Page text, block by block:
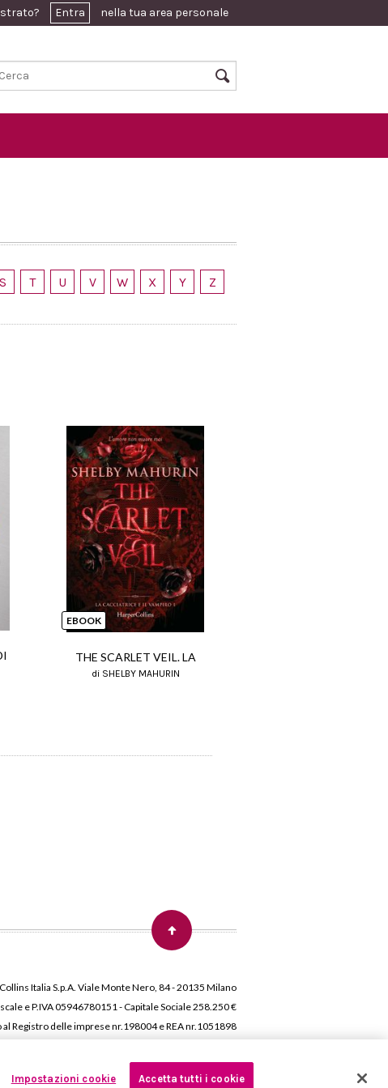
Entra nella tua area personale
S T U V W X Y Z
EBOOK
THE SCARLET VEIL. LA
di SHELBY MAHURIN
Italia S.p.A. Viale Monte Nero, 84 - 20135 Milano
e P.IVA 05946780151 - Capitale Sociale 258.250 €
Registro delle imprese nr.198004 e REA nr.1051898
Impostazioni cookie Accetta tutti i cookie